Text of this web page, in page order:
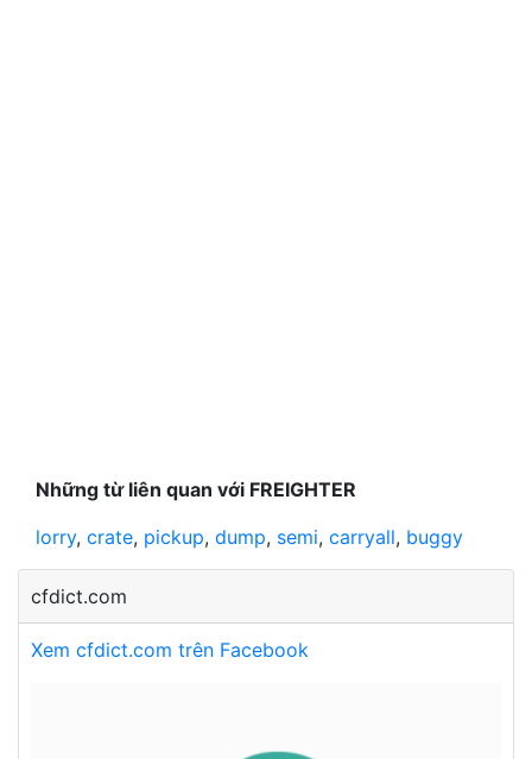
Những từ liên quan với FREIGHTER
lorry, crate, pickup, dump, semi, carryall, buggy
cfdict.com
Xem cfdict.com trên Facebook